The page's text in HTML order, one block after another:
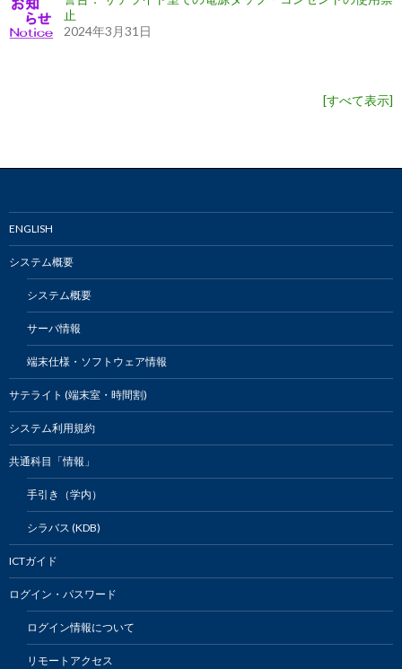
止
2024年3月31日
[すべて表示]
ENGLISH
システム概要
システム概要
サーバ情報
端末仕様・ソフトウェア情報
サテライト (端末室・時間割)
システム利用規約
共通科目「情報」
手引き（学内）
シラバス (KDB)
ICTガイド
ログイン・パスワード
ログイン情報について
リモートアクセス